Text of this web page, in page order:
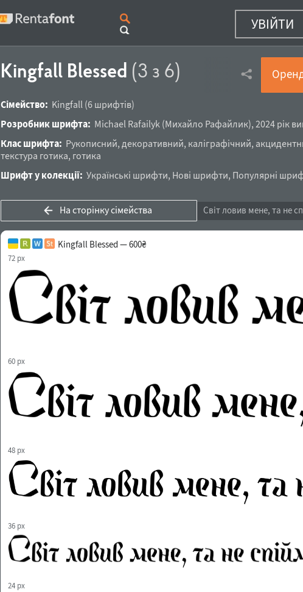
УВІЙТИ
Kingfall Blessed (3 з 6)
Сімейство: Kingfall (6 шрифтів)
Розробник шрифта: Michael Rafailyk(Михайло Рафайлик), 2024 рік
Клас шрифта: Рукописний, декоративний, каліграфічний,
текстура готика, готика
Шрифт у колекції: Українські шрифти, Нові шрифти, Популярні
На сторінку сімейства Світ ловив мене, та не
Kingfall Blessed — 600₴
72 px
60 px
48 px
36 px
24 px